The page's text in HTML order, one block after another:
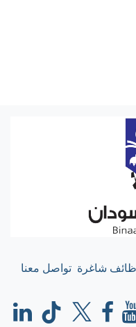
شاغرة تواصل معنا